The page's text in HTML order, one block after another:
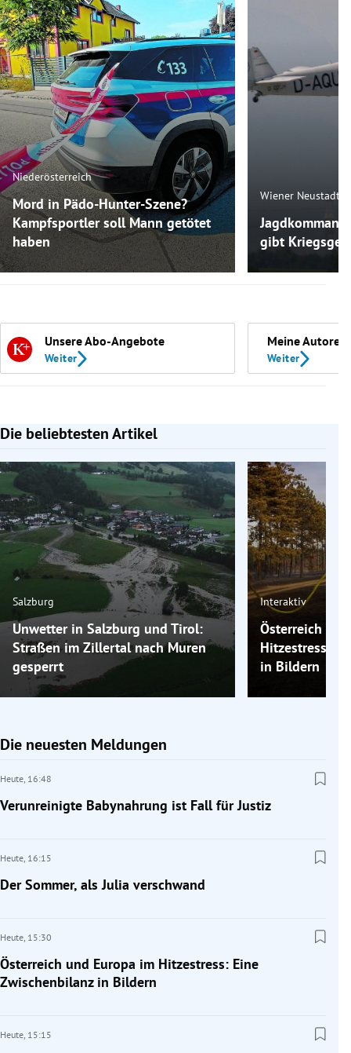
Niederösterreich
Mord in Pädo-Hunter-Szene?
Kampfsportler soll Mann getötet
haben
Wiener Neustadt
gibt
Unsere Abo-Angebote
Weiter
Meine Autoren
Weiter
Die beliebtesten Artikel
Slide 1 von 7
Salzburg
Unwetter in Salzburg und Tirol:
Straßen im Zillertal nach Muren
gesperrt
Interaktiv
Österreich
Hitzestress:
in Bildern
Die neuesten Meldungen
Heute, 16:48
Verunreinigte Babynahrung ist Fall für Justiz
Heute, 16:15
Der Sommer, als Julia verschwand
Heute, 15:30
Österreich und Europa im Hitzestress: Eine
Zwischenbilanz in Bildern
Heute, 15:15